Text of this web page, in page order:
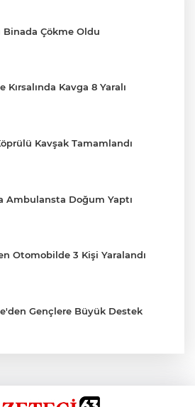
Binada Çökme Oldu
Kırsalında Kavga 8 Yaralı
Kavşak Tamamlandı
Ambulansta Doğum Yaptı
Otomobilde 3 Kişi Yaralandı
Gençlere Büyük Destek